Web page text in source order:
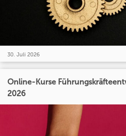
30. Juli 2026
Online-Kurse
2026